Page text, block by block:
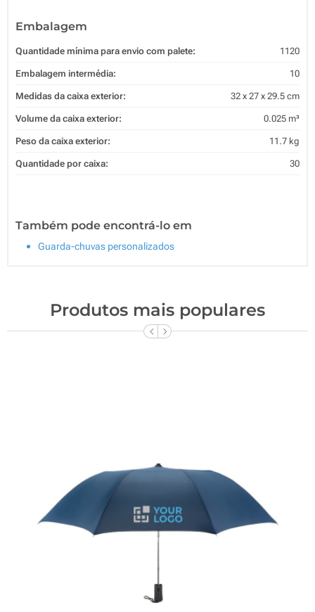
Embalagem
Quantidade mínima para envio com palete: 1120
Embalagem intermédia: 10
Medidas da caixa exterior: 32 x 27 x 29.5 cm
Volume da caixa exterior: 0.025 m³
Peso da caixa exterior: 11.7 kg
Quantidade por caixa: 30
Também pode encontrá-lo em
Guarda-chuvas personalizados
Produtos mais populares